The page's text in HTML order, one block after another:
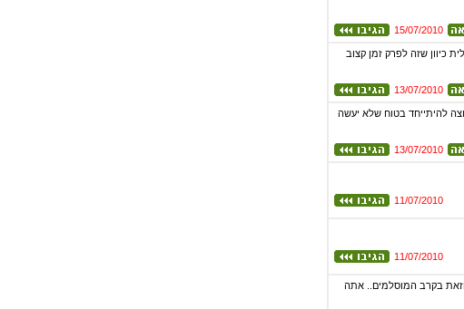
15/07/2010
כיוון שזה לפרק זמן קצוב
13/07/2010
להיתייחד בטוח שלא יעשה
13/07/2010
11/07/2010
11/07/2010
המחשבה הזאת בקרב המוסלמים.. אתה